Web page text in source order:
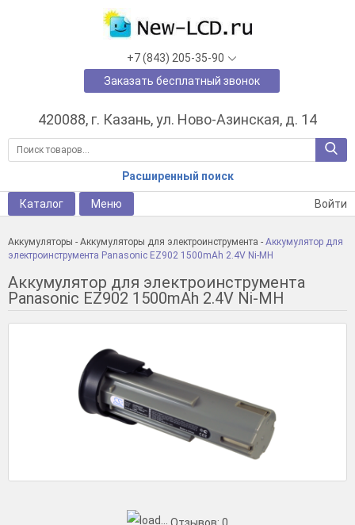
420088, г. Казань, ул. Ново-Азинская, д. 14
Расширенный поиск
+7 (843) 205-35-90
Заказать бесплатный звонок
Каталог Меню Войти
Аккумуляторы - Аккумуляторы для электроинструмента - Аккумулятор для
электроинструмента Panasonic EZ902 1500mAh 2.4V Ni-MH
Аккумулятор для электроинструмента
Panasonic EZ902 1500mAh 2.4V Ni-MH
Отзывов: 0